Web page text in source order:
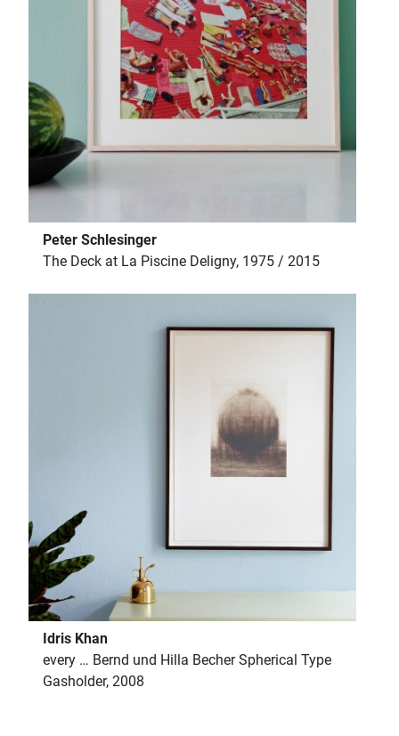
Peter Schlesinger
The Deck at La Piscine Deligny, 1975 / 2015
Idris Khan
every … Bernd und Hilla Becher Spherical Type
Gasholder, 2008